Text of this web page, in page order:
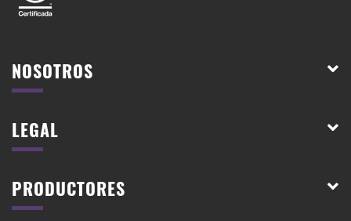
NOSOTROS
LEGAL
PRODUCTORES